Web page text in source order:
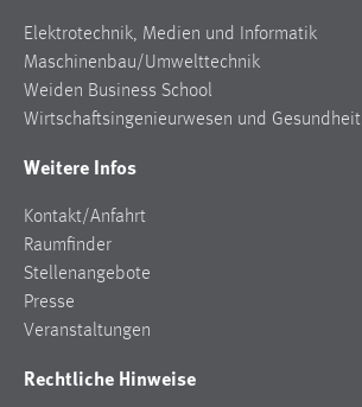
Elektrotechnik, Medien und Informatik
Maschinenbau/Umwelttechnik
Weiden Business School
Wirtschaftsingenieurwesen und Gesundheit
Weitere Infos
Kontakt/Anfahrt
Raumfinder
Stellenangebote
Presse
Veranstaltungen
Rechtliche Hinweise